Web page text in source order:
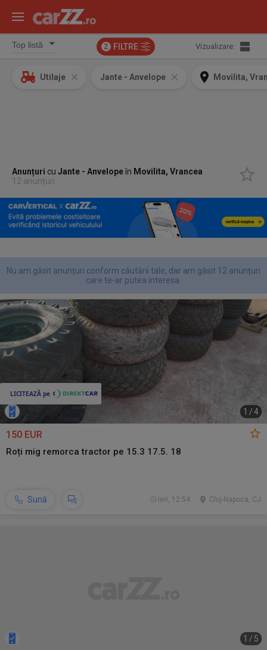
2 FILTRE Vizualizare:
Utilaje Jante - Anvelope Movilita,
Anunțuri cuJante - Anvelopeîn Movilita, Vrancea
12 anunțuri
Nu am găsit anunțuri conform căutării tale, dar am găsit 12 anunțuri
care te-ar putea interesa.
1 /4
150 EUR
Roți mig remorca tractor pe 15.3 17.5. 18
Sună Cluj-Napoca, CJ
ieri, 12:54
1 / 5